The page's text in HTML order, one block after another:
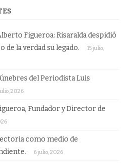
Figueroa: Risaralda despidió
de la verdad su legado.
15 julio,
del Periodista Luis
2026
Fundador y Director de
como medio de
6 julio, 2026